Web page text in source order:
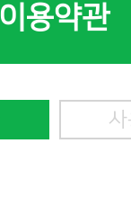
이용약관